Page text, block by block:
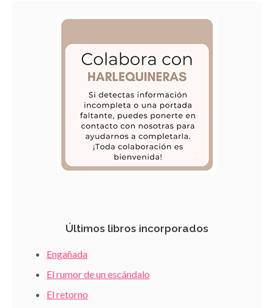
Últimos libros incorporados
Engañada
El rumor de un escándalo
El retorno